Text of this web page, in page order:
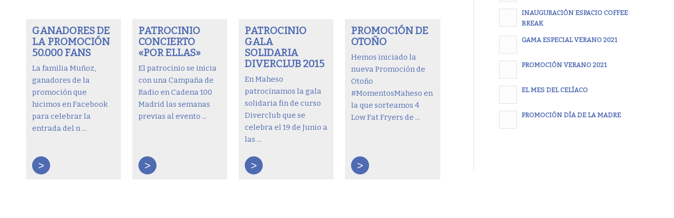
GANADORES DE
LA PROMOCIÓN
50.000 FANS
La familia Muñoz,
ganadores de la
promoción que
hicimos en Facebook
para celebrar la
entrada del n ...
>
PATROCINIO
CONCIERTO
«POR ELLAS»
El patrocinio se inicia
con una Campaña de
Radio en Cadena 100
Madrid las semanas
previas al evento ...
>
PATROCINIO
GALA
SOLIDARIA
DIVERCLUB 2015
En Maheso
patrocinamos la gala
solidaria fin de curso
Diverclub que se
celebra el 19 de Junio a
las ...
>
PROMOCIÓN DE
OTOÑO
Hemos iniciado la
nueva Promoción de
Otoño
#MomentosMaheso en
la que sorteamos 4
Low Fat Fryers de ...
>
INAUGURACIÓN ESPACIO COFFEE
BREAK
GAMA ESPECIAL VERANO 2021
PROMOCIÓN VERANO 2021
EL MES DEL CELÍACO
PROMOCIÓN DÍA DE LA MADRE